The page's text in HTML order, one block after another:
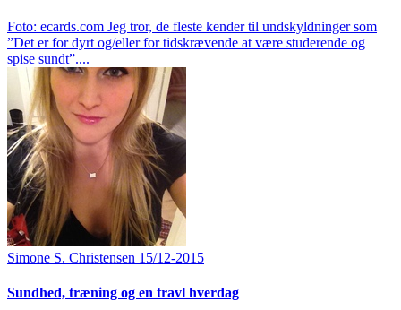
Foto: ecards.com Jeg tror, de fleste kender til undskyldninger som
”Det er for dyrt og/eller for tidskrævende at være studerende og
spise sundt”....
Simone S. Christensen 15/12-2015
Sundhed, træning og en travl hverdag